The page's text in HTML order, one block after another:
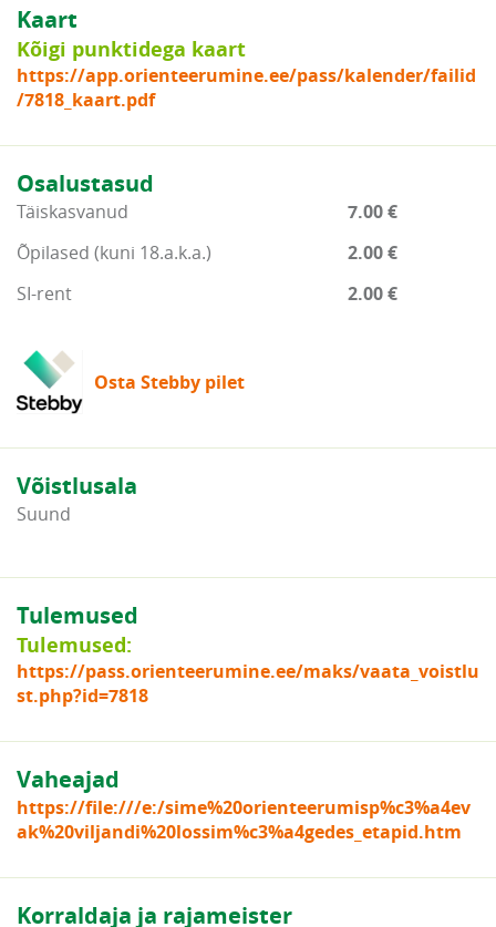
Kaart
Kõigi punktidega kaart
https://app.orienteerumine.ee/pass/kalender/failid
/7818_kaart.pdf
Osalustasud
Täiskasvanud
7.00 €
Õpilased (kuni 18.a.k.a.)
2.00 €
SI-rent
2.00 €
Osta Stebby pilet
Võistlusala
Suund
Tulemused
Tulemused:
https://pass.orienteerumine.ee/maks/vaata_voistlu
st.php?id=7818
Vaheajad
https://file:///e:/sime%20orienteerumisp%c3%a4ev
ak%20viljandi%20lossim%c3%a4gedes_etapid.htm
Korraldaja ja rajameister